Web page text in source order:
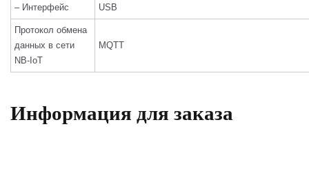
– Интерфейс USB
Протокол обмена
данных в сети
NB-IoT
MQTT
Информация для заказа